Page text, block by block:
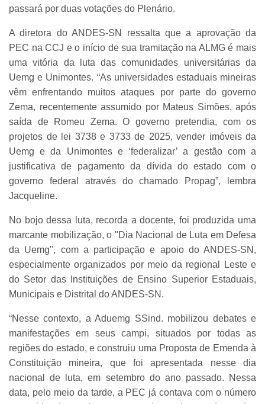
passará por duas votações do Plenário.
A diretora do ANDES-SN ressalta que a aprovação da
PEC na CCJ e o início de sua tramitação na ALMG é mais
uma vitória da luta das comunidades universitárias da
Uemg e Unimontes. “As universidades estaduais mineiras
vêm enfrentando muitos ataques por parte do governo
Zema, recentemente assumido por Mateus Simões, após
saída de Romeu Zema. O governo pretendia, com os
projetos de lei 3738 e 3733 de 2025, vender imóveis da
Uemg e da Unimontes e ‘federalizar’ a gestão com a
justificativa de pagamento da dívida do estado com o
governo federal através do chamado Propag”, lembra
Jacqueline.
No bojo dessa luta, recorda a docente, foi produzida uma
marcante mobilização, o "Dia Nacional de Luta em Defesa
da Uemg", com a participação e apoio do ANDES-SN,
especialmente organizados por meio da regional Leste e
do Setor das Instituições de Ensino Superior Estaduais,
Municipais e Distrital do ANDES-SN.
“Nesse contexto, a Aduemg SSind. mobilizou debates e
manifestações em seus campi, situados por todas as
regiões do estado, e construiu uma Proposta de Emenda à
Constituição mineira, que foi apresentada nesse dia
nacional de luta, em setembro do ano passado. Nessa
data, pelo meio da tarde, a PEC já contava com o número